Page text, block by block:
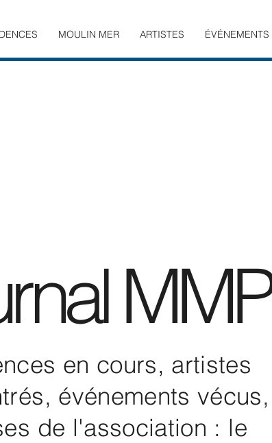
MOULIN MER ARTISTES ÉVÉNEMENTS
en cours, artistes
événements vécus,
de l'association : le